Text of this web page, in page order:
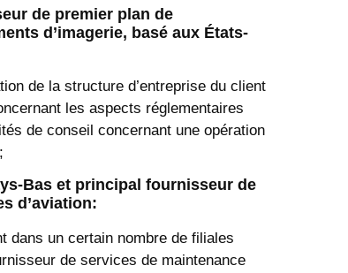
de premier plan de
d’imagerie, basé aux États-
de la structure d’entreprise du client
les aspects réglementaires
de conseil concernant une opération
Bas et principal fournisseur de
d’aviation:
dans un certain nombre de filiales
de services de maintenance